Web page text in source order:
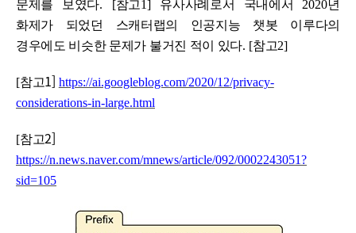
문제를 보였다. [참고1] 유사사례로서 국내에서 2020년
화제가 되었던 스캐터랩의 인공지능 챗봇 이루다의
경우에도 비슷한 문제가 불거진 적이 있다. [참고2]
[참고1] https://ai.googleblog.com/2020/12/privacy-
considerations-in-large.html
[참고2]
https://n.news.naver.com/mnews/article/092/0002243051?
sid=105